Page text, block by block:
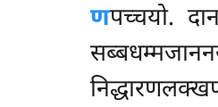
णपच्चयो.